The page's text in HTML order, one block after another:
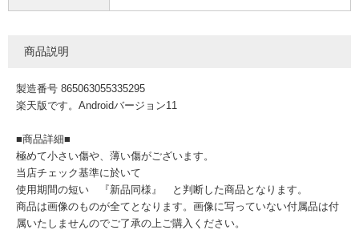
商品説明
製造番号 865063055335295
楽天版です。Androidバージョン11
■商品詳細■
極めて小さい傷や、薄い傷がございます。
当店チェック基準に於いて
使用期間の短い 『新品同様』 と判断した商品となります。
商品は画像のものが全てとなります。画像に写っていない付属品は付
属いたしませんのでご了承の上ご購入ください。